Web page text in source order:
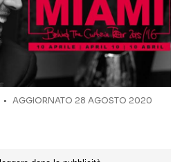
AGGIORNATO 28 AGOSTO 2020